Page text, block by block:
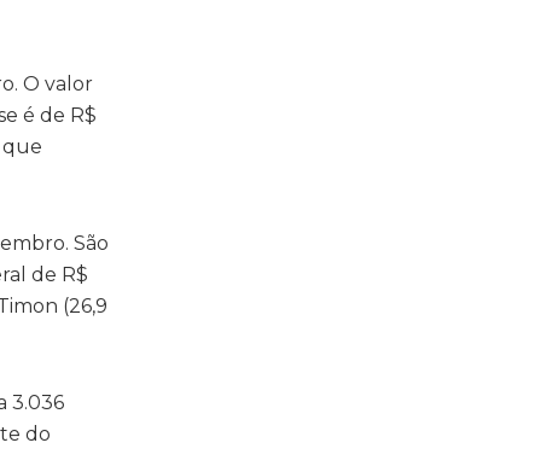
O valor
é de R$
que
São
de R$
(26,9
3.036
do